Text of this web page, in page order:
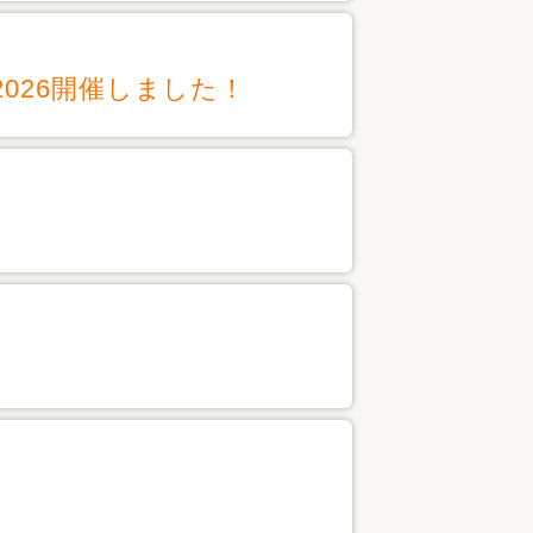
開催しました！